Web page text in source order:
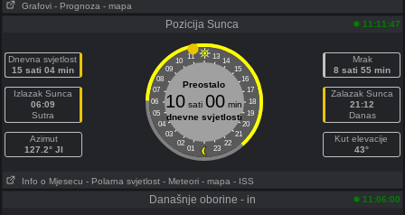
Grafovi - Prognoza - mapa
Pozicija Sunca 11:11:47
Dnevna svjetlost
15 sati 04 min
Izlazak Sunca
06:09
Sutra
Azimut
127.2° JI
11 13
10
14
09
15
08
16
07
17
06
18
05
19
04
20
03
21
02
22
01 23
Preostalo
10 sati00 min
dnevne svjetlosti
Mrak
8 sati 55 min
Zalazak Sunca
21:12
Danas
Kut elevacije
43°
Info o Mjesecu - Polarna svjetlost - Meteori - mapa - ISS
Današnje oborine - in 11:06:00